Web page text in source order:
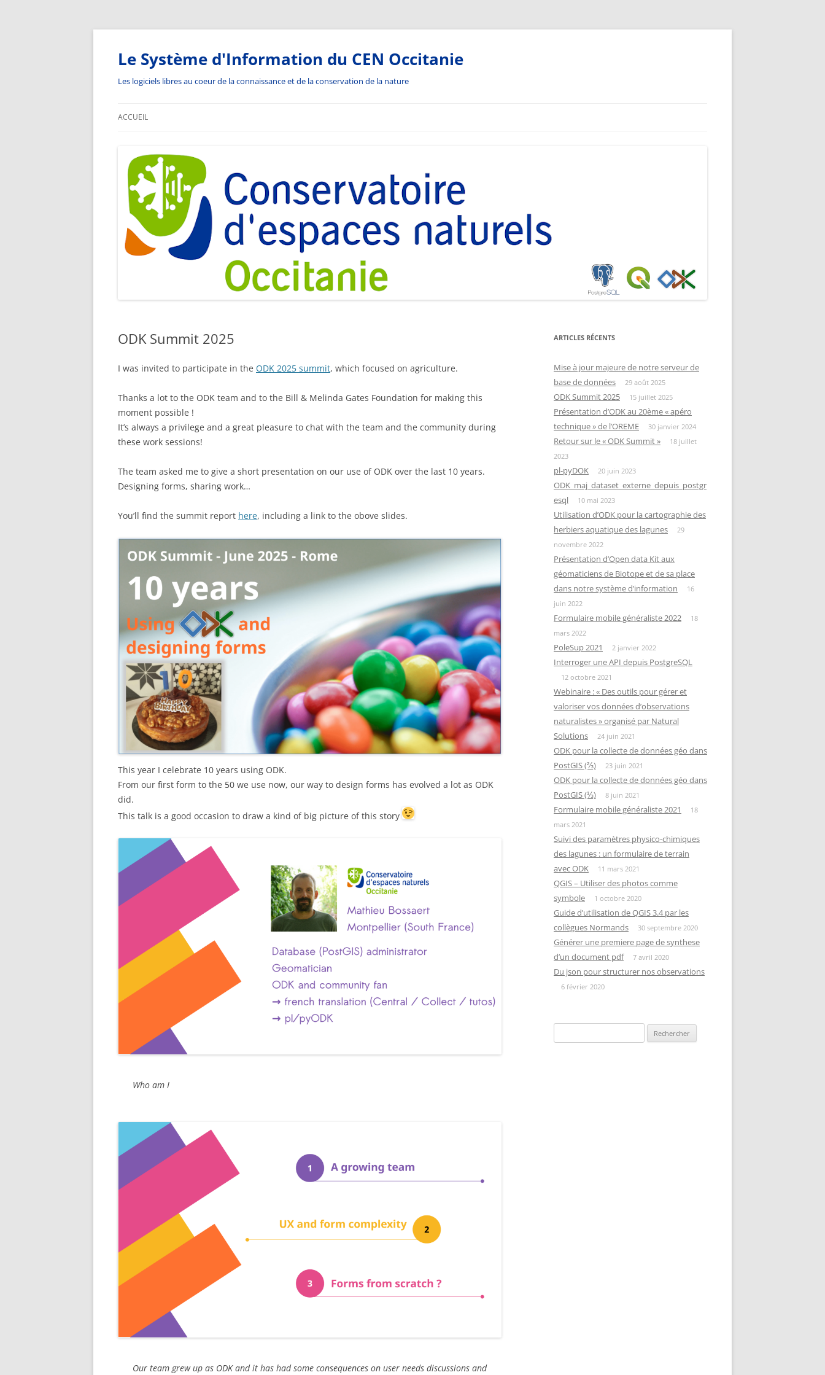
Aller
Le Système d'Information du CEN Occitanie
Les logiciels libres au coeur de la connaissance et de la conservation de la nature
ACCUEIL
ODK Summit 2025
I was invited to participate in the ODK 2025 summit, which focused on agriculture.
Thanks a lot to the ODK team and to the Bill & Melinda Gates Foundation for making this
moment possible !
It’s always a privilege and a great pleasure to chat with the team and the community during
these work sessions!
The team asked me to give a short presentation on our use of ODK over the last 10 years.
Designing forms, sharing work…
You’ll find the summit report here, including a link to the obove slides.
This year I celebrate 10 years using ODK.
From our first form to the 50 we use now, our way to design forms has evolved a lot as ODK
did.
This talk is a good occasion to draw a kind of big picture of this story
Who am I
Our team grew up as ODK and it has had some consequences on user needs discussions and
ARTICLES RÉCENTS
Mise à jour majeure de notre serveur de
base de données
29 août 2025
ODK Summit 2025 15 juillet 2025
Présentation d’ODK au 20ème « apéro
technique » de l’OREME
30 janvier 2024
Retour sur le « ODK Summit »
18 juillet
2023
pl-pyDOK 20 juin 2023
ODK_maj_dataset_externe_depuis_postgr
esql
10 mai 2023
Utilisation d’ODK pour la cartographie des
herbiers aquatique des lagunes
29
novembre 2022
Présentation d’Open data Kit aux
géomaticiens de Biotope et de sa place
dans notre système d’information
16
juin 2022
Formulaire mobile généraliste 2022
18
mars 2022
PoleSup 2021 2 janvier 2022
Interroger une API depuis PostgreSQL
12 octobre 2021
Webinaire : « Des outils pour gérer et
valoriser vos données d’observations
naturalistes » organisé par Natural
Solutions
24 juin 2021
ODK pour la collecte de données géo dans
PostGIS (⅔)
23 juin 2021
ODK pour la collecte de données géo dans
PostGIS (⅓)
8 juin 2021
Formulaire mobile généraliste 2021
18
mars 2021
Suivi des paramètres physico-chimiques
des lagunes : un formulaire de terrain
avec ODK
11 mars 2021
QGIS – Utiliser des photos comme
symbole
1 octobre 2020
Guide d’utilisation de QGIS 3.4 par les
collègues Normands
30 septembre 2020
Générer une premiere page de synthese
d’un document pdf
7 avril 2020
Du json pour structurer nos observations
6 février 2020